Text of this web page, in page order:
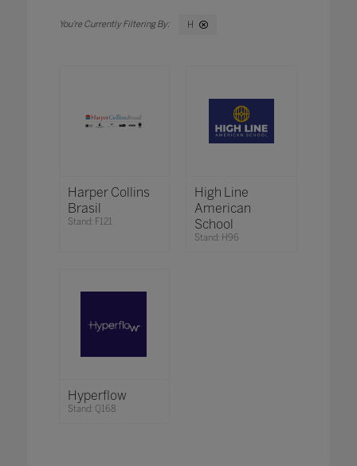
H
Harper Collins
Brasil
Stand: F121
High Line
American
School
Stand: H96
Hyperflow
Stand: Q168